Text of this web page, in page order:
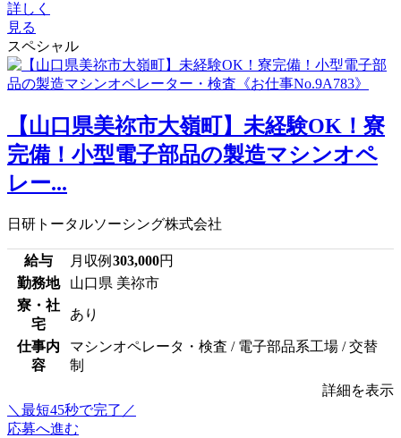
詳しく
見る
スペシャル
【山口県美祢市大嶺町】未経験OK！寮
完備！小型電子部品の製造マシンオペ
レー...
日研トータルソーシング株式会社
給与 月収例 303,000円
勤務地
山口県 美祢市
寮・社
宅
あり
仕事内
容
マシンオペレータ・検査 / 電子部品系工場 / 交替
制
詳細を表示
＼最短45秒で完了／
応募へ進む